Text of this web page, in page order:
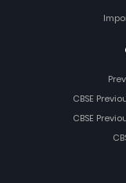
CBSE
CBSE